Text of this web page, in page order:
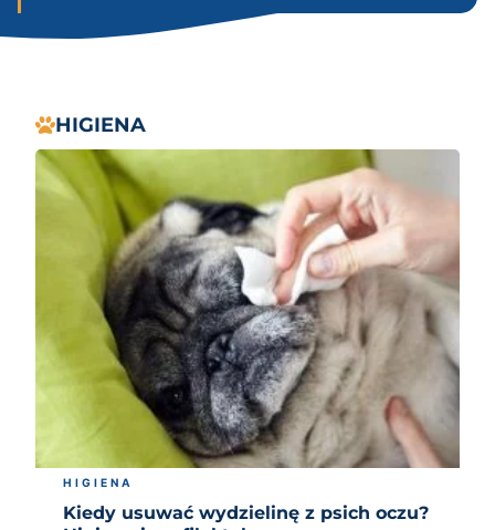
HIGIENA
HIGIENA
Kiedy usuwać wydzielinę z psich oczu?